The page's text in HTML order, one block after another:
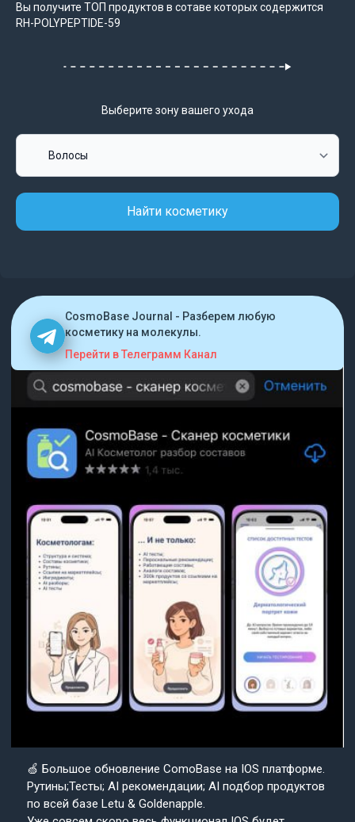
Вы получите ТОП продуктов в сотаве которых содержится
RH-POLYPEPTIDE-59
Выберите зону вашего ухода
Найти косметику
CosmoBase Journal - Разберем любую
косметику на молекулы.
Перейти в Телеграмм Канал
🍏 Большое обновление ComoBase на IOS платформе.
Рутины;Тесты; AI рекомендации; AI подбор продуктов
по всей базе Letu & Goldenapple.